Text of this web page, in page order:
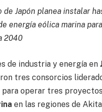
de Japón planea instalar
energía eólica marina
2040
de industria y energía en
tres consorcios
para operar tres
en las regiones de